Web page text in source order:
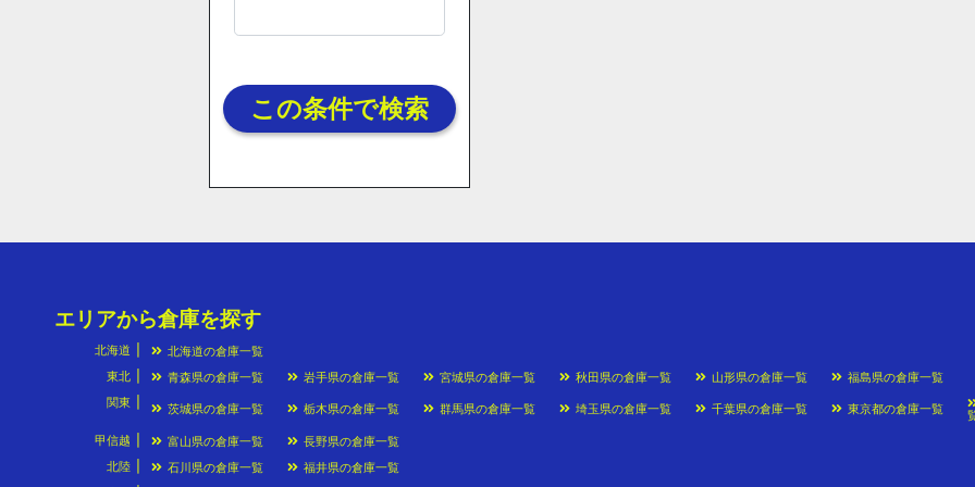
この条件で検索
エリアから倉庫を探す
北海道
北海道の倉庫一覧
東北
青森県の倉庫一覧 岩手県の倉庫一覧 宮城県の倉庫一覧 秋田県の倉庫一覧 山形県の倉庫一覧
福島県の倉庫一覧
関東
茨城県の倉庫一覧 栃木県の倉庫一覧 群馬県の倉庫一覧 埼玉県の倉庫一覧 千葉県の倉庫一覧 東京都の倉庫一覧
甲信越
富山県の倉庫一覧
長野県の倉庫一覧
北陸
石川県の倉庫一覧
福井県の倉庫一覧